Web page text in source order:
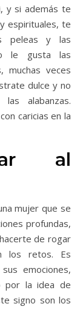
y si además te
espirituales, te
peleas y las
le gusta las
muchas veces
dulce y no
alabanzas.
caricias en la
al
mujer que se
profundas,
de rogar
los retos. Es
emociones,
por la idea de
signo son los